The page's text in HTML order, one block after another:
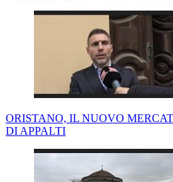
ORISTANO, IL NUOVO
DI APPALTI